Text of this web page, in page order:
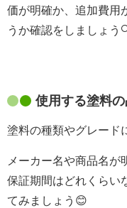
価が明確か、追加費用
うか確認をしましょう
使用する塗料
塗料の種類やグレード
メーカー名や商品名が
保証期間はどれくらい
てみましょう😊